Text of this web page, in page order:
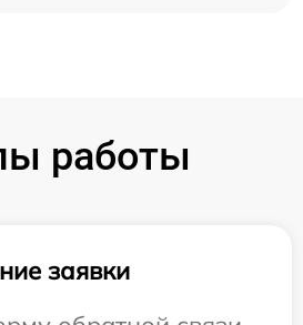
работы
заявки